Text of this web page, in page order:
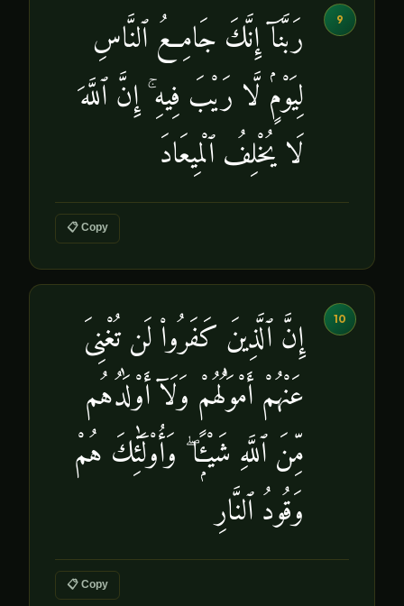
9
رَبَّنَآ إِنَّكَ جَامِعُ ٱلنَّاسِ
لِيَوْمٍۢ لَّا رَيْبَ فِيهِ ۚ إِنَّ ٱللَّهَ
لَا يُخْلِفُ ٱلْمِيعَادَ
📋 Copy
10
إِنَّ ٱلَّذِينَ كَفَرُوا۟ لَن تُغْنِىَ
عَنْهُمْ أَمْوَٰلُهُمْ وَلَآ أَوْلَٰدُهُم
مِّنَ ٱللَّهِ شَيْـًۭٔا ۖ وَأُو۟لَٰٓئِكَ هُمْ
وَقُودُ ٱلنَّارِ
📋 Copy